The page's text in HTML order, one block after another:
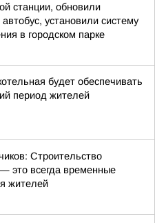
станции, обновили
установили систему
в городском парке
будет обеспечивать
период жителей
Строительство
это всегда временные
жителей